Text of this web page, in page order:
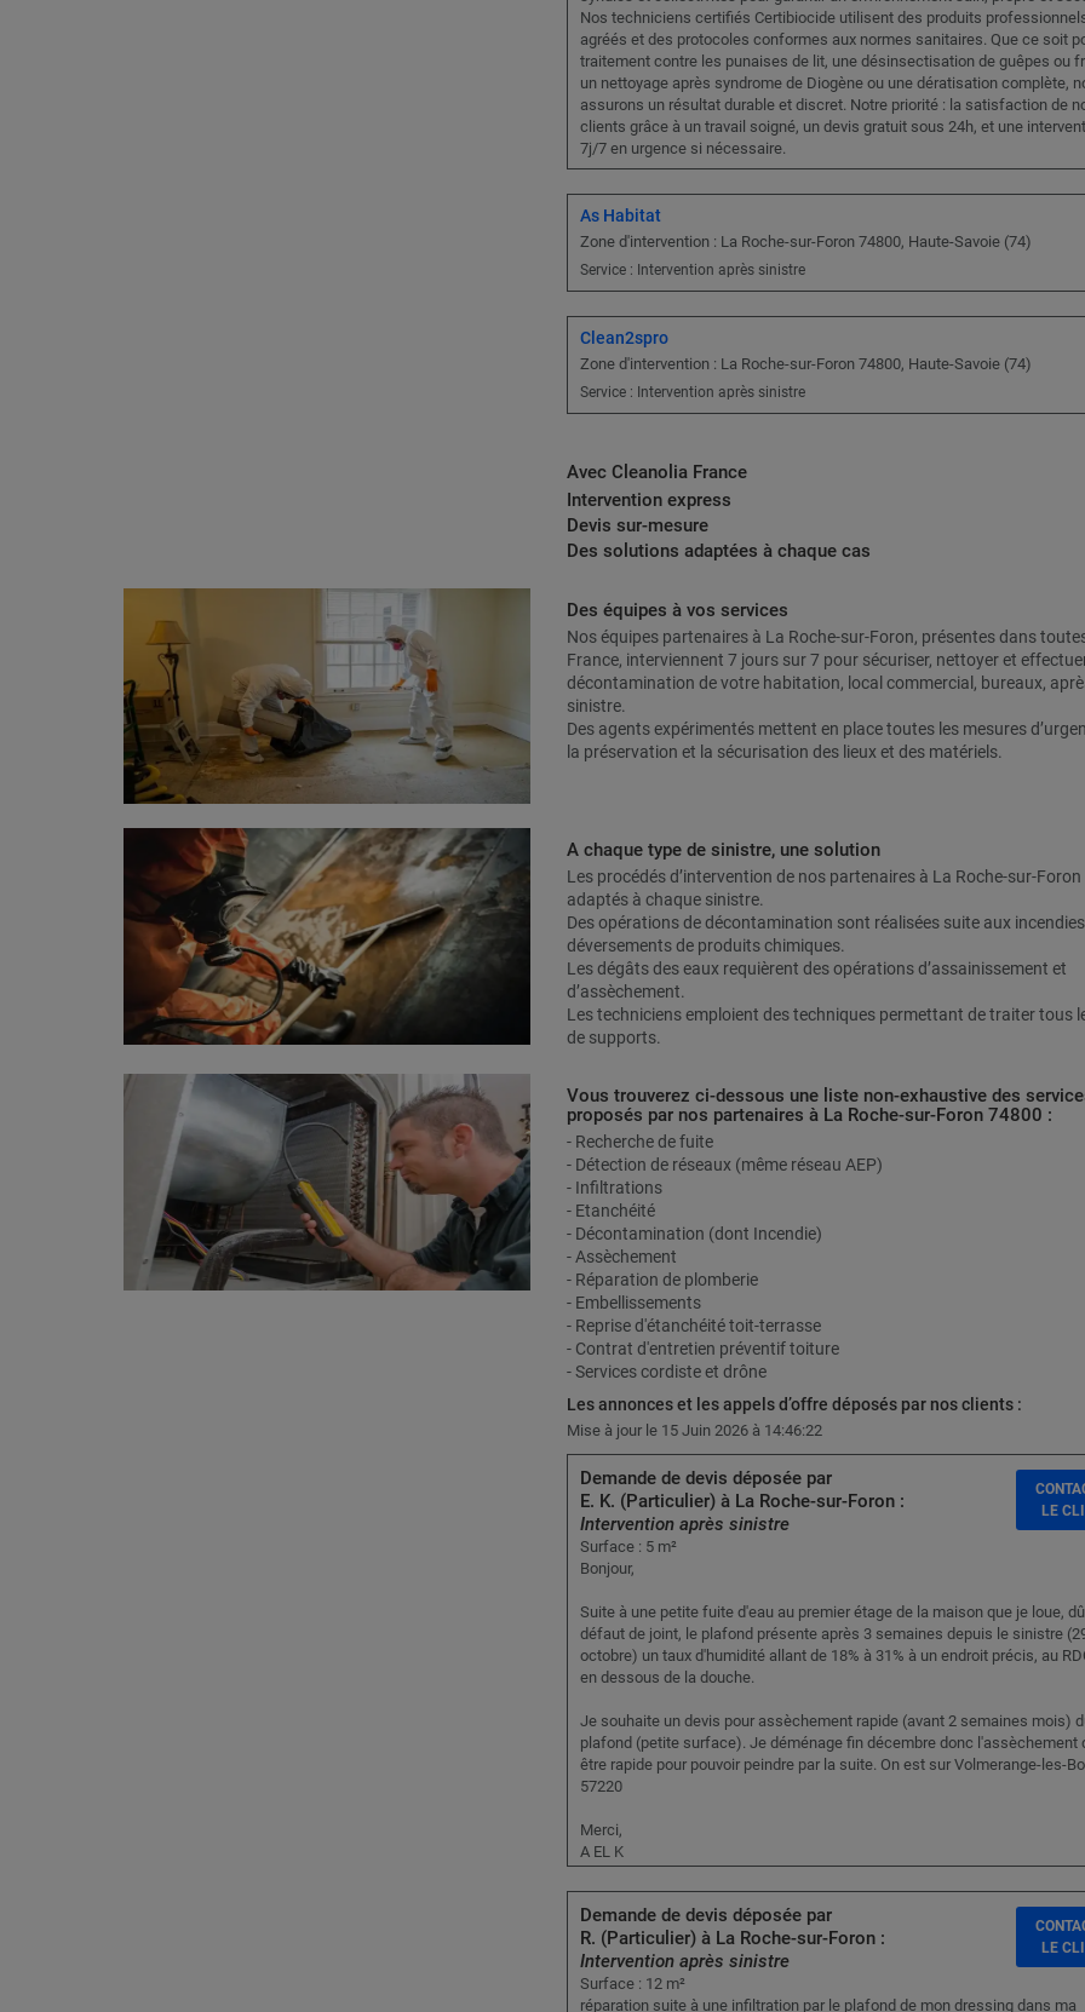
Nos techniciens certifiés Certibiocide utilisent des produits
agréés et des protocoles conformes aux normes sanitaires. Que ce soit
traitement contre les punaises de lit, une désinsectisation de guêpes ou
un nettoyage après syndrome de Diogène ou une dératisation complète,
assurons un résultat durable et discret. Notre priorité : la satisfaction de
clients grâce à un travail soigné, un devis gratuit sous 24h, et une
7j/7 en urgence si nécessaire.
As Habitat
Zone d'intervention : La Roche-sur-Foron 74800, Haute-Savoie (74)
Service : Intervention après sinistre
Clean2spro
Zone d'intervention : La Roche-sur-Foron 74800, Haute-Savoie (74)
Service : Intervention après sinistre
Avec Cleanolia France
Intervention express
Devis sur-mesure
Des solutions adaptées à chaque cas
Des équipes à vos services
Nos équipes partenaires à La Roche-sur-Foron, présentes dans
France, interviennent 7 jours sur 7 pour sécuriser, nettoyer et
décontamination de votre habitation, local commercial, bureaux,
sinistre.
Des agents expérimentés mettent en place toutes les mesures
la préservation et la sécurisation des lieux et des matériels.
A chaque type de sinistre, une solution
Les procédés d’intervention de nos partenaires à La Roche-sur-
adaptés à chaque sinistre.
Des opérations de décontamination sont réalisées suite aux
déversements de produits chimiques.
Les dégâts des eaux requièrent des opérations d’assainissement et
d’assèchement.
Les techniciens emploient des techniques permettant de traiter tous
de supports.
Vous trouverez ci-dessous une liste non-exhaustive des
proposés par nos partenaires à La Roche-sur-Foron 74800 :
- Recherche de fuite
- Détection de réseaux (même réseau AEP)
- Infiltrations
- Etanchéité
- Décontamination (dont Incendie)
- Assèchement
- Réparation de plomberie
- Embellissements
- Reprise d'étanchéité toit-terrasse
- Contrat d'entretien préventif toiture
- Services cordiste et drône
Les annonces et les appels d’offre déposés par nos clients :
Mise à jour le 15 Juin 2026 à 14:46:22
Demande de devis déposée par
E. K. (Particulier) à La Roche-sur-Foron :
Intervention après sinistre
Surface : 5 m²
Bonjour,
Suite à une petite fuite d'eau au premier étage de la maison que je loue,
défaut de joint, le plafond présente après 3 semaines depuis le sinistre
octobre) un taux d'humidité allant de 18% à 31% à un endroit précis, au
en dessous de la douche.
Je souhaite un devis pour assèchement rapide (avant 2 semaines mois)
plafond (petite surface). Je déménage fin décembre donc l'assèchement
être rapide pour pouvoir peindre par la suite. On est sur Volmerange-les-
57220
Merci,
A EL K
LE
Demande de devis déposée par
R. (Particulier) à La Roche-sur-Foron :
Intervention après sinistre
Surface : 12 m²
réparation suite à une infiltration par le plafond de mon dressing dans ma
LE